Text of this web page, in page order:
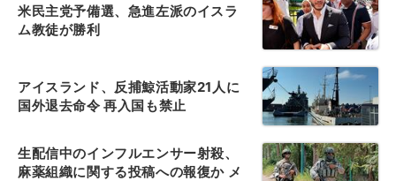
米民主党予備選、急進左派のイスラ
ム教徒が勝利
アイスランド、反捕鯨活動家21人に
国外退去命令 再入国も禁止
生配信中のインフルエンサー射殺、
麻薬組織に関する投稿への報復か メ